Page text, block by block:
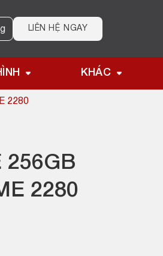
LIÊN HỆ NGAY
KHÁC
2280
256GB
2280